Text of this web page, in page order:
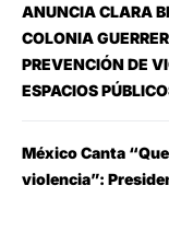
ANUNCIA CLARA
COLONIA
PREVENCIÓN DE
ESPACIOS
México Canta
violencia”: